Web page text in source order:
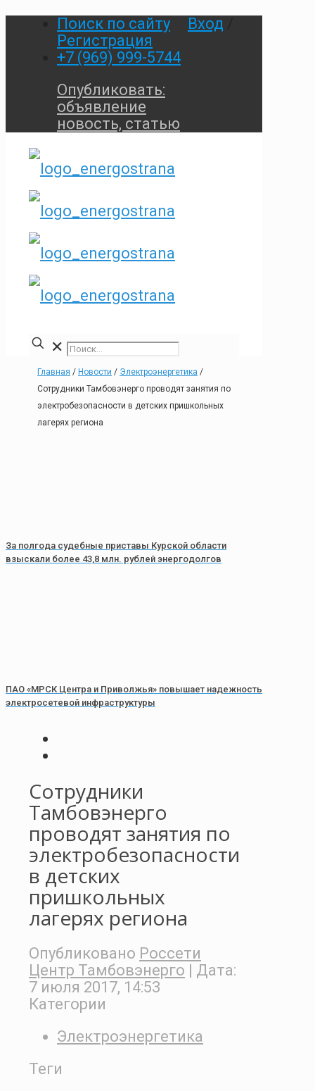
Поиск по сайту Вход
Регистрация
+7 (969) 999-5744
Опубликовать:
объявление
новость, статью
✕
Главная / Новости / Электроэнергетика /
Сотрудники Тамбовэнерго проводят занятия по
электробезопасности в детских пришкольных
лагерях региона
За полгода судебные приставы Курской области
взыскали более 43,8 млн. рублей энергодолгов
ПАО «МРСК Центра и Приволжья» повышает надежность
электросетевой инфраструктуры
Сотрудники
Тамбовэнерго
проводят занятия по
электробезопасности
в детских
пришкольных
лагерях региона
Опубликовано Россети
Центр Тамбовэнерго | Дата:
7 июля 2017, 14:53
Категории
Электроэнергетика
Теги